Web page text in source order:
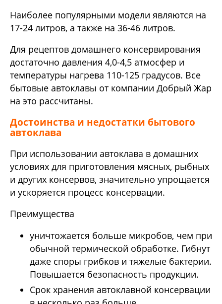
Наиболее популярными модели являются на
17-24 литров, а также на 36-46 литров.
Для рецептов домашнего консервирования
достаточно давления 4,0-4,5 атмосфер и
температуры нагрева 110-125 градусов. Все
бытовые автоклавы от компании Добрый Жар
на это рассчитаны.
Достоинства и недостатки бытового
автоклава
При использовании автоклава в домашних
условиях для приготовления мясных, рыбных
и других консервов, значительно упрощается
и ускоряется процесс консервации.
Преимущества
уничтожается больше микробов, чем при
обычной термической обработке. Гибнут
даже споры грибков и тяжелые бактерии.
Повышается безопасность продукции.
Срок хранения автоклавной консервации